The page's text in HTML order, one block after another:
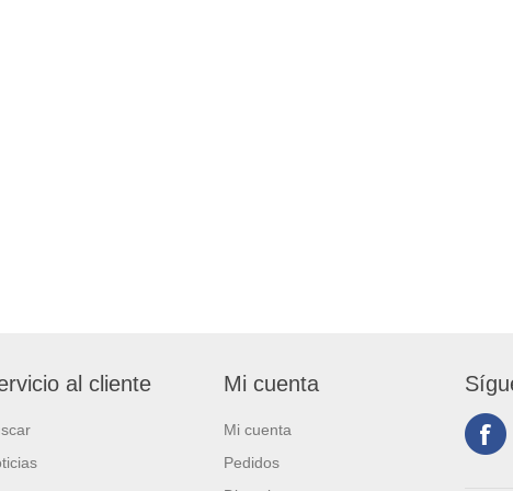
al cliente Mi cuenta
Mi cuenta
Pedidos